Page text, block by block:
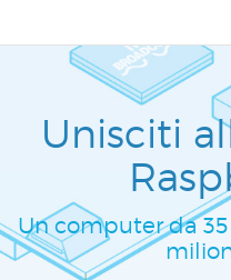
Unisciti
Un computer da